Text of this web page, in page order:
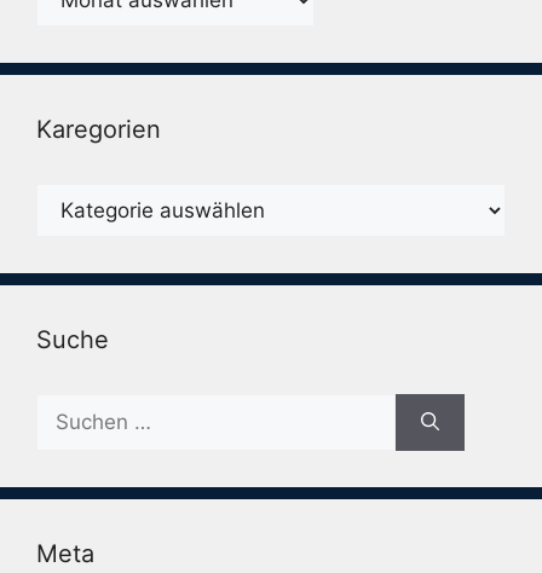
Karegorien
Karegorien
Suche
nach:
Meta